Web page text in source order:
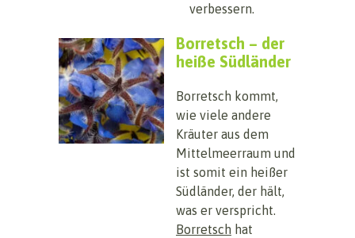
verbessern.
Borretsch – der
heiße Südländer
Borretsch kommt,
wie viele andere
Kräuter aus dem
Mittelmeerraum und
ist somit ein heißer
Südländer, der hält,
was er verspricht.
Borretsch hat